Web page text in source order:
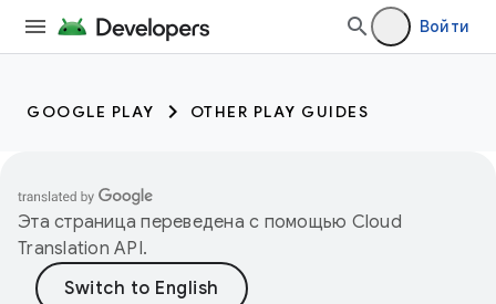
Войти
GOOGLE PLAY OTHER PLAY GUIDES
Эта страница переведена с помощью Cloud
Translation API.